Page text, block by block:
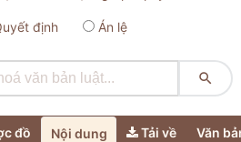
định Án lệ

đồ Nội dung Tải về Văn